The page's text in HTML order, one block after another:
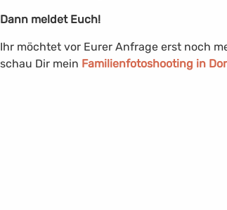
Dann meldet Euch!
Ihr möchtet vor Eurer Anfrage erst noch
schau Dir mein Familienfotoshooting in